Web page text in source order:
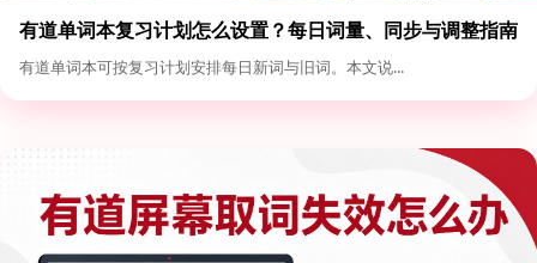
有道单词本复习计划怎么设置？每日词量、同步与调整指南
有道单词本可按复习计划安排每日新词与旧词。本文说...